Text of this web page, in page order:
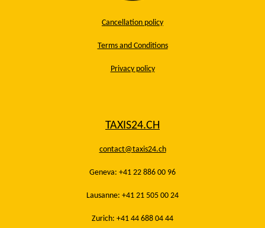
Cancellation policy
Terms and Conditions
Privacy policy
TAXIS24.CH
contact@taxis24.ch
Geneva: +41 22 886 00 96
Lausanne: +41 21 505 00 24
Zurich: +41 44 688 04 44